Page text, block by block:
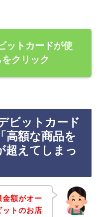
ットカードが使
クリック
ビットカード
高額な商品を
超えてしまっ
金額がオー
トのお店